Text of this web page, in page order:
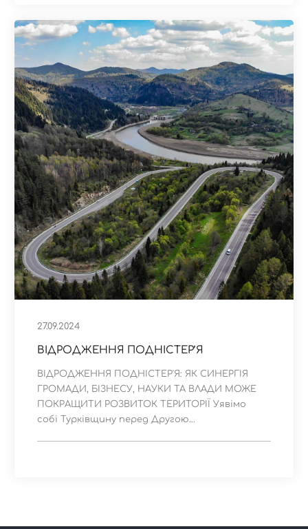
27.09.2024
ВІДРОДЖЕННЯ ПОДНІСТЕР’Я
ВІДРОДЖЕННЯ ПОДНІСТЕР'Я: ЯК СИНЕРГІЯ
ГРОМАДИ, БІЗНЕСУ, НАУКИ ТА ВЛАДИ МОЖЕ
ПОКРАЩИТИ РОЗВИТОК ТЕРИТОРІЇ Уявімо
собі Турківщину перед Другою...